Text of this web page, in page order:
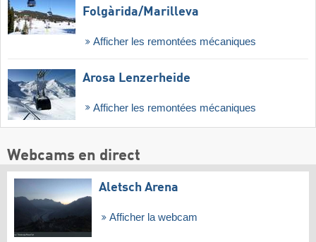
Folgàrida/​Marilleva
Afficher les remontées mécaniques
Arosa Lenzerheide
Afficher les remontées mécaniques
Webcams en direct
Aletsch Arena
Afficher la webcam